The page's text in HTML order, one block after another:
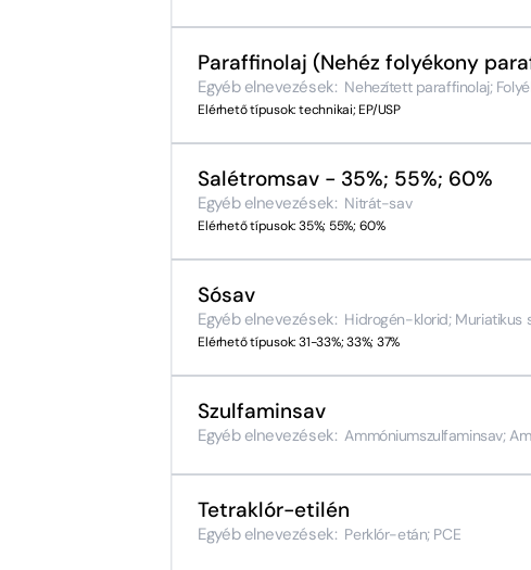
Paraffinolaj (Nehéz folyékony
Egyéb elnevezések: Nehezített paraffinolaj;
Elérhető típusok: technikai; EP/USP
Salétromsav - 35%; 55%; 60%
Egyéb elnevezések: Nitrát-sav
Elérhető típusok: 35%; 55%; 60%
Sósav
Egyéb elnevezések: Hidrogén-klorid; Muriatikus
Elérhető típusok: 31-33%; 33%; 37%
Szulfaminsav
Egyéb elnevezések: Ammóniumszulfaminsav;
Tetraklór-etilén
Egyéb elnevezések: Perklór-etán; PCE